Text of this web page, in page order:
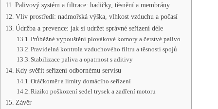
Palivový systém a filtrace: hadičky, těsnění a membrány
Vliv prostředí: nadmořská výška, vlhkost vzduchu a počasí
Údržba a prevence: jak si udržet správné seřízení déle
Průběžné vypouštění plovákové komory a čerstvé palivo
Pravidelná kontrola vzduchového filtru a těsnosti spojů
Stabilizace paliva a opatrnost s aditivy
Kdy svěřit seřízení odbornému servisu
Otáčkoměr a limity domácího seřízení
Riziko poškození sedel trysek a zadření motoru
Závěr